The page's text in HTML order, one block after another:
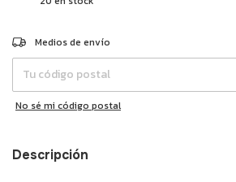
Entregas para el CP:
Medios de envío
No sé mi código postal
Descripción